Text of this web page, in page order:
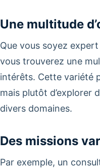
Une multitude
Que vous soyez
vous trouverez une
intérêts. Cette variété
mais plutôt d’explorer
divers domaines.
Des missions
Par exemple, un